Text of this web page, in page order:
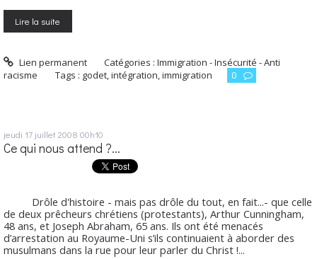
Lire la suite
Lien permanent Catégories :Immigration - Insécurité - Anti
racisme
Tags : godet,intégration,immigration 0
jeudi 17 juillet 2008 00h10
Ce qui nous attend ?...
Drôle d'histoire - mais pas drôle du tout, en fait...- que celle
de deux prêcheurs chrétiens (protestants), Arthur Cunningham,
48 ans, et Joseph Abraham, 65 ans. Ils ont été menacés
d’arrestation au Royaume-Uni s’ils continuaient à aborder des
musulmans dans la rue pour leur parler du Christ !...